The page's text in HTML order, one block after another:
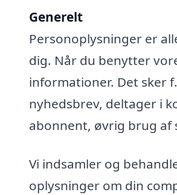
Generelt
Personoplysninger er
dig. Når du benytter
informationer. Det sker
nyhedsbrev, deltager i
abonnent, øvrig brug af
Vi indsamler og
oplysninger om din